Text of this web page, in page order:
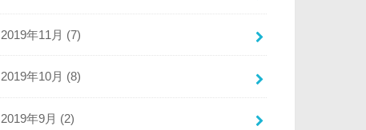
2019年11月 (7)
2019年10月 (8)
2019年9月 (2)